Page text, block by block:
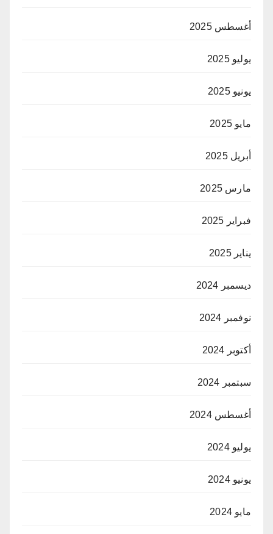
أغسطس 2025
يوليو 2025
يونيو 2025
مايو 2025
أبريل 2025
مارس 2025
فبراير 2025
يناير 2025
ديسمبر 2024
نوفمبر 2024
أكتوبر 2024
سبتمبر 2024
أغسطس 2024
يوليو 2024
يونيو 2024
مايو 2024